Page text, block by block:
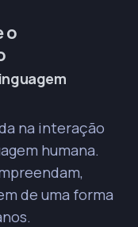
o
na interação
humana.
de uma forma